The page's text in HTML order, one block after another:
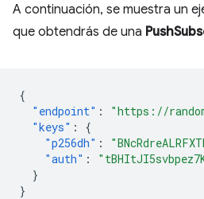
A continuación, se muestra un
que obtendrás de una
{
"endpoint" :
"https://
"keys" :
{
"p256dh" :
"auth" :
}
}